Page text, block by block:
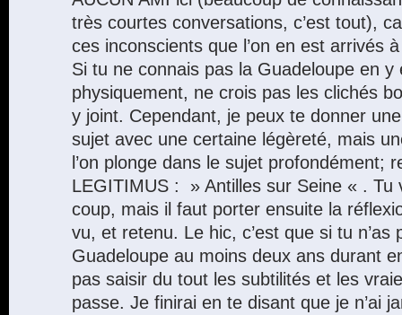
très courtes conversations, c’est tout),
ces inconscients que l’on en est arrivés
Si tu ne connais pas la Guadeloupe en y
physiquement, ne crois pas les clichés
y joint. Cependant, je peux te donner
sujet avec une certaine légèreté, mais
l’on plonge dans le sujet profondément;
LEGITIMUS : » Antilles sur Seine « . Tu
coup, mais il faut porter ensuite la
vu, et retenu. Le hic, c’est que si tu n’as
Guadeloupe au moins deux ans durant
pas saisir du tout les subtilités et les
passe. Je finirai en te disant que je n’ai